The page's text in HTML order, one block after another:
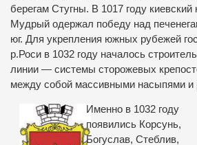
берегам Стугны. В 1017 году киевский
Мудрый одержал победу над
юг. Для укрепления южных рубежей
р.Роси в 1032 году началось
линии — системы сторожевых
между собой массивными насыпями и
Именно в 1032 году
появились Корсунь,
Богуслав, Стеблив,